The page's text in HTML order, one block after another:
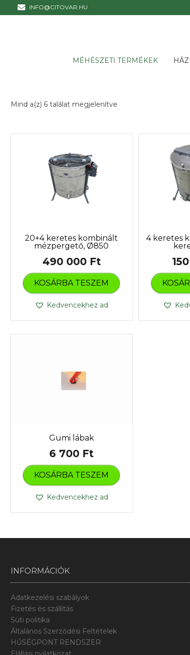
INFO@CITOVAR.HU
MÉHÉSZETI TERMÉKEK
Mind a(z) 6 találat megjelenítve
20+4 keretes kombinált
mézpergető, Ø850
490 000 Ft
KOSÁRBA TESZEM
Kedvencekhez ad
4 keretes
Gumi lábak
6 700 Ft
KOSÁRBA TESZEM
Kedvencekhez ad
INFORMÁCIÓK
Adatkezelési szabályok
Fizetés és szállítás
Süti politika
Általános Szerződési Feltételek
HŰSÉGPONT RENDSZER